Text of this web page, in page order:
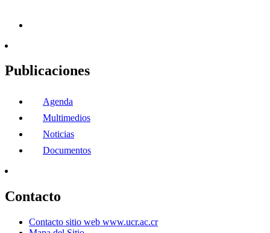
Publicaciones
Agenda
Multimedios
Noticias
Documentos
Contacto
Contacto sitio web www.ucr.ac.cr